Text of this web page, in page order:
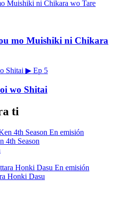
mo Muishiki ni Chikara
▶ Ep 5
wo Shitai
ti
En emisión
4th Season
En emisión
Honki Dasu